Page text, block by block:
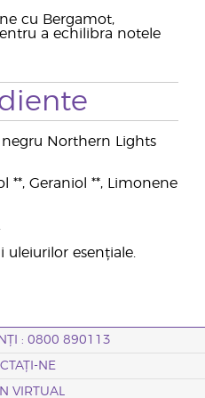
cu Bergamot,
a echilibra notele
Northern Lights
**, Geraniol **, Limonene
uleiurilor esențiale.
: 0800 890113
NE
VIRTUAL